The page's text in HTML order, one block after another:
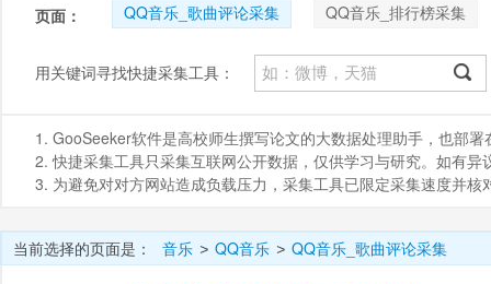
页面： QQ音乐_歌曲评论采集 QQ音乐_排行榜采集
用关键词寻找快捷采集工具：
1. GooSeeker软件是高校师生撰写论文的大数据处理助手，也部
2. 快捷采集工具只采集互联网公开数据，仅供学习与研究。如有
3. 为避免对对方网站造成负载压力，采集工具已限定采集速度并
当前选择的页面是： 音乐 > QQ音乐 > QQ音乐_歌曲评论采集